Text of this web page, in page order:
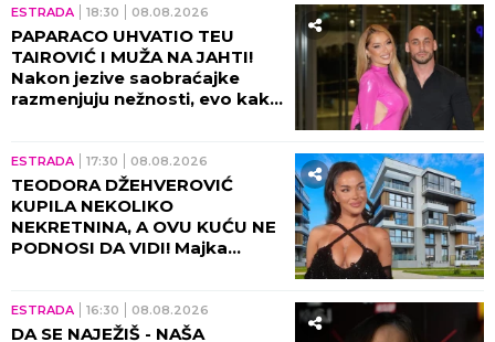
ESTRADA 18:30 08.08.2026
PAPARACO UHVATIO TEU
TAIROVIĆ I MUŽA NA JAHTI!
Nakon jezive saobraćajke
razmenjuju nežnosti, evo kako
ESTRADA 17:30 08.08.2026
TEODORA DŽEHVEROVIĆ
KUPILA NEKOLIKO
NEKRETNINA, A OVU KUĆU NE
PODNOSI DA VIDI! Majka
ESTRADA 16:30 08.08.2026
DA SE NAJEŽIŠ - NAŠA